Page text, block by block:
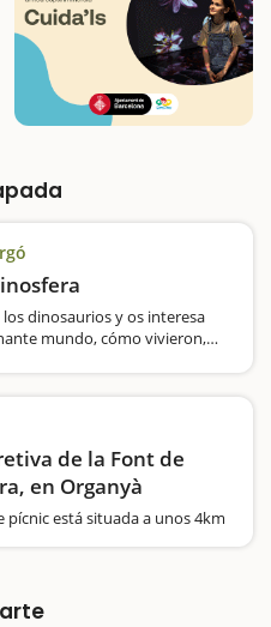
los dinosaurios y os interesa
mundo, cómo vivieron,
realizaremos un viaje de 70
de la Font de
en Organyà
pícnic está situada a unos 4km
y la zona de pícnic, a…